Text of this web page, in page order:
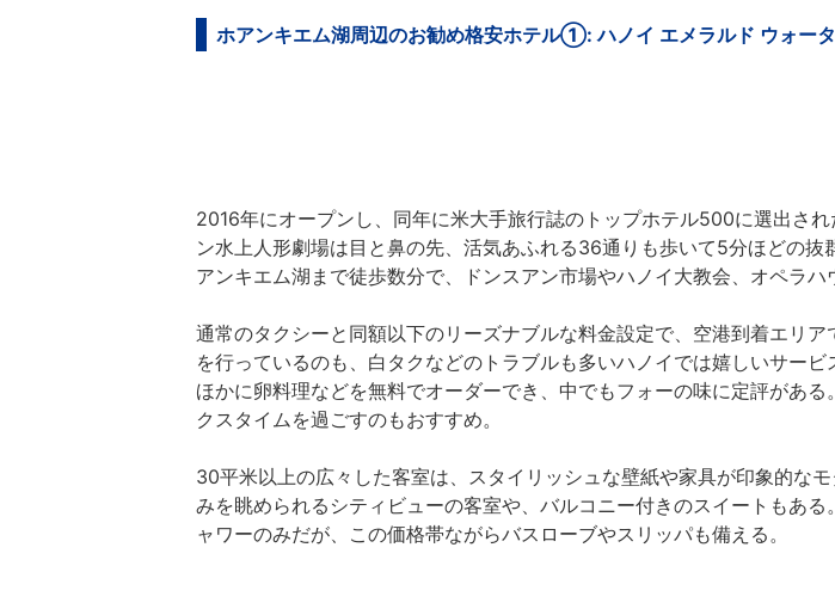
ホアンキエム湖周辺のお勧め格安ホテル①: ハノイ エメラルド ウォー
2016年にオープンし、同年に米大手旅行誌のトップホテル500に選出され
ン水上人形劇場は目と鼻の先、活気あふれる36通りも歩いて5分ほどの抜
アンキエム湖まで徒歩数分で、ドンスアン市場やハノイ大教会、オペラハ
通常のタクシーと同額以下のリーズナブルな料金設定で、空港到着エリア
を行っているのも、白タクなどのトラブルも多いハノイでは嬉しいサー
ほかに卵料理などを無料でオーダーでき、中でもフォーの味に定評がある
クスタイムを過ごすのもおすすめ。
30平米以上の広々した客室は、スタイリッシュな壁紙や家具が印象的な
みを眺められるシティビューの客室や、バルコニー付きのスイートもある
ャワーのみだが、この価格帯ながらバスローブやスリッパも備える。